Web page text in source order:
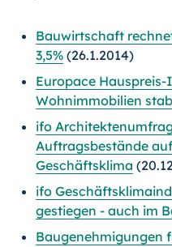
Bauwirtschaft
3,5% (26.1.2014)
Europace Hauspreis-
Wohnimmobilien
ifo
Auftragsbestände
Geschäftsklima
ifo
gestiegen - auch im
Baugenehmigungen